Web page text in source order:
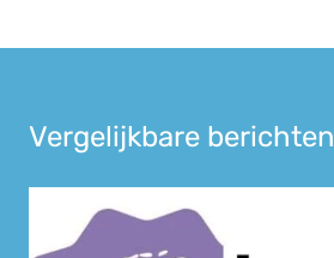
Vergelijkbare berichten